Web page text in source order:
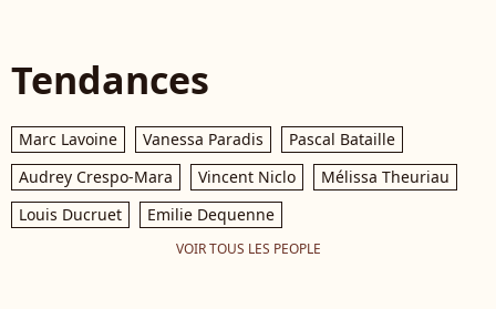
Tendances
Marc Lavoine Vanessa Paradis
Pascal Bataille
Audrey Crespo-Mara
Vincent Niclo
Mélissa Theuriau
Louis Ducruet
Emilie Dequenne
VOIR TOUS LES PEOPLE